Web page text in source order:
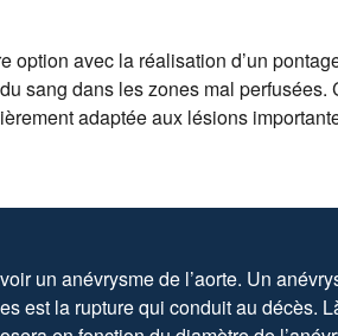
option avec la réalisation d’un
sang dans les zones mal
adaptée aux lésions
un anévrysme de l’aorte. Un
est la rupture qui conduit au décès.